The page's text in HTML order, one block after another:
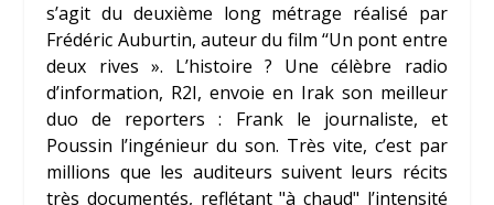
s’agit du deuxième long métrage réalisé par
Frédéric Auburtin, auteur du film ‘‘Un pont entre
deux rives ». L’histoire ? Une célèbre radio
d’information, R2I, envoie en Irak son meilleur
duo de reporters : Frank le journaliste, et
Poussin l’ingénieur du son. Très vite, c’est par
millions que les auditeurs suivent leurs récits
très documentés, reflétant "à chaud" l’intensité